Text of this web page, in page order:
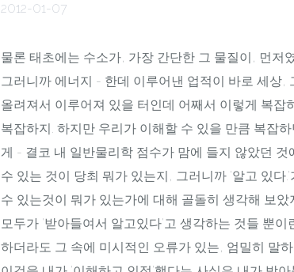
2012-01-07
물론 태초에는 수소가, 가장 간단한 그 물질이, 먼저
그러니까 에너지 - 한데 이루어낸 업적이 바로 세상
올려져서 이루어져 있을 터인데 어째서 이렇게 복
복잡하지. 하지만 우리가 이해할 수 있을 만큼 복잡
게 - 결코 내 일반물리학 점수가 맘에 들지 않았던
수 있는 것이 당최 뭐가 있는지, 그러니까 '알고 있다
수 있는것이 뭐가 있는가에 대해 골돌히 생각해 보
모두가 '받아들여서 알고있다'고 생각하는 것들 뿐
하더라도 그 속에 미시적인 오류가 있는, 엄밀히 말